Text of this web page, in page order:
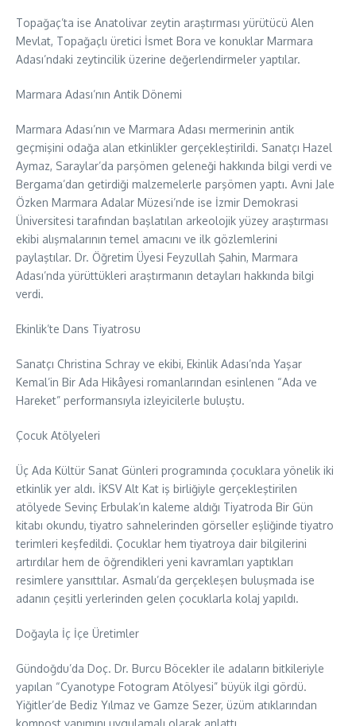
Topağaç’ta ise Anatolivar zeytin araştırması yürütücü Alen
Mevlat, Topağaçlı üretici İsmet Bora ve konuklar Marmara
Adası’ndaki zeytincilik üzerine değerlendirmeler yaptılar.
Marmara Adası’nın Antik Dönemi
Marmara Adası’nın ve Marmara Adası mermerinin antik
geçmişini odağa alan etkinlikler gerçekleştirildi. Sanatçı Hazel
Aymaz, Saraylar’da parşömen geleneği hakkında bilgi verdi ve
Bergama’dan getirdiği malzemelerle parşömen yaptı. Avni Jale
Özken Marmara Adalar Müzesi’nde ise İzmir Demokrasi
Üniversitesi tarafından başlatılan arkeolojik yüzey araştırması
ekibi alışmalarının temel amacını ve ilk gözlemlerini
paylaştılar. Dr. Öğretim Üyesi Feyzullah Şahin, Marmara
Adası’nda yürüttükleri araştırmanın detayları hakkında bilgi
verdi.
Ekinlik’te Dans Tiyatrosu
Sanatçı Christina Schray ve ekibi, Ekinlik Adası’nda Yaşar
Kemal’in Bir Ada Hikâyesi romanlarından esinlenen “Ada ve
Hareket” performansıyla izleyicilerle buluştu.
Çocuk Atölyeleri
Üç Ada Kültür Sanat Günleri programında çocuklara yönelik iki
etkinlik yer aldı. İKSV Alt Kat iş birliğiyle gerçekleştirilen
atölyede Sevinç Erbulak’ın kaleme aldığı Tiyatroda Bir Gün
kitabı okundu, tiyatro sahnelerinden görseller eşliğinde tiyatro
terimleri keşfedildi. Çocuklar hem tiyatroya dair bilgilerini
artırdılar hem de öğrendikleri yeni kavramları yaptıkları
resimlere yansıttılar. Asmalı’da gerçekleşen buluşmada ise
adanın çeşitli yerlerinden gelen çocuklarla kolaj yapıldı.
Doğayla İç İçe Üretimler
Gündoğdu’da Doç. Dr. Burcu Böcekler ile adaların bitkileriyle
yapılan “Cyanotype Fotogram Atölyesi” büyük ilgi gördü.
Yiğitler’de Bediz Yılmaz ve Gamze Sezer, üzüm atıklarından
kompost yapımını uygulamalı olarak anlattı.